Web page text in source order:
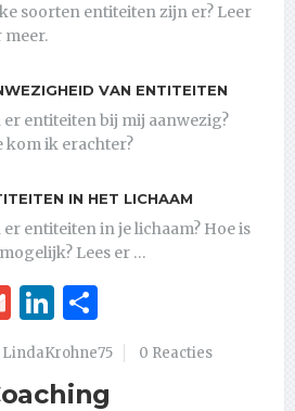
soorten entiteiten zijn er? Leer
meer.
VAN ENTITEITEN
er entiteiten bij mij aanwezig?
kom ik erachter?
IN HET LICHAAM
entiteiten in je lichaam? Hoe is
Lees er …
GmailLinkedIn
LindaKrohne75 0 Reacties